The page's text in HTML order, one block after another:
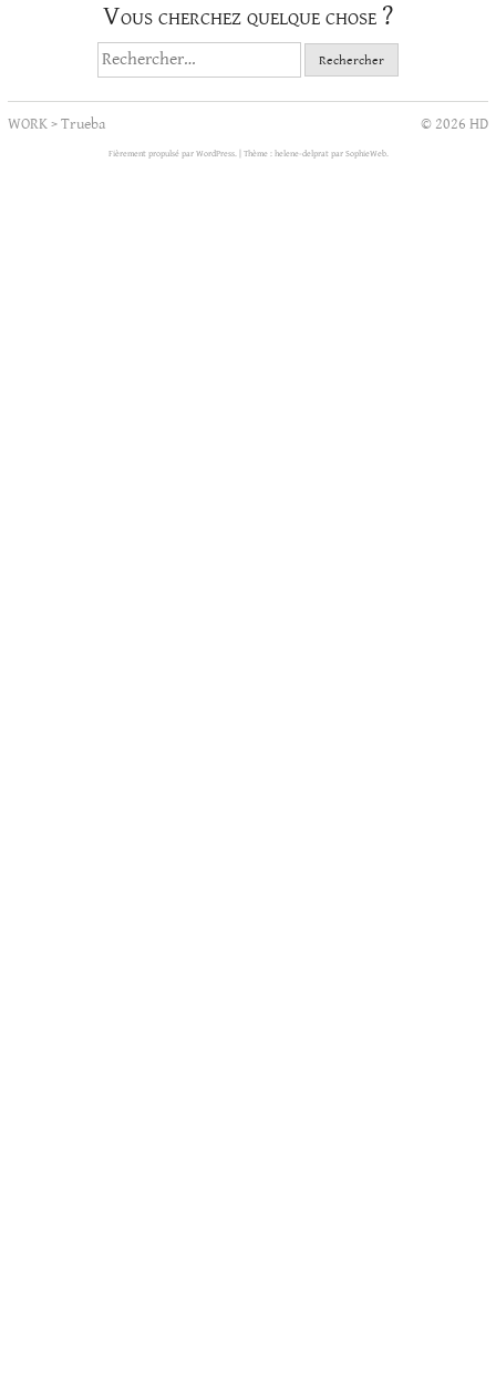
Vous cherchez quelque chose ?
Rechercher :
WORK>Trueba © 2026 HD
Fièrement propulsé par WordPress. Thème : helene-delprat par SophieWeb.